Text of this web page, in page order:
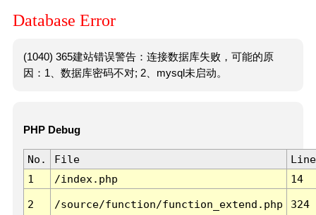
Database Error
(1040) 365建站错误警告：连接数据库失败，可能的原
因：1、数据库密码不对; 2、mysql未启动。
PHP Debug
No. File
Line
1
/index.php 14
2 /source/function/function_extend.php 324